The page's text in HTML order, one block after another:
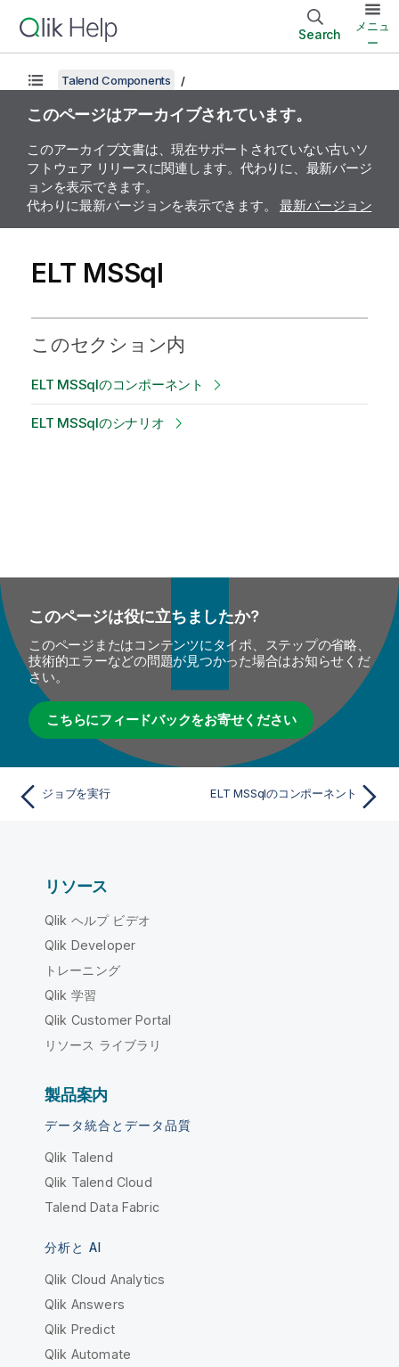
Search
メニュ
ー
Talend Components
このページはアーカイブされています。
このアーカイブ文書は、現在サポートされていない古いソ
フトウェア リリースに関連します。代わりに、最新バージ
ョンを表示できます。
代わりに最新バージョンを表示できます。 最新バージョン
ELT MSSql
このセクション内
ELT MSSqlのコンポーネント
ELT MSSqlのシナリオ
このページは役に立ちましたか?
このページまたはコンテンツにタイポ、ステップの省略、
技術的エラーなどの問題が見つかった場合はお知らせくだ
さい。
こちらにフィードバックをお寄せください
ジョブを実行 ELT MSSqlのコンポーネント
リソース
Qlik ヘルプ ビデオ
Qlik Developer
トレーニング
Qlik 学習
Qlik Customer Portal
リソース ライブラリ
製品案内
データ統合とデータ品質
Qlik Talend
Qlik Talend Cloud
Talend Data Fabric
分析と AI
Qlik Cloud Analytics
Qlik Answers
Qlik Predict
Qlik Automate